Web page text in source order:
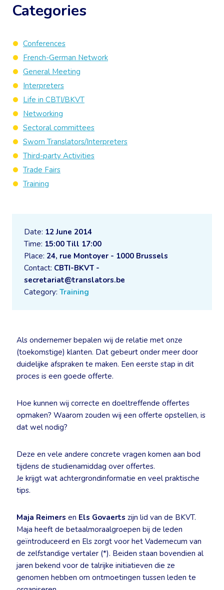
Date: 12 June 2014
Time: 15:00 Till 17:00
Place: 24, rue Montoyer - 1000 Brussels
Contact: CBTI-BKVT -
secretariat@translators.be
Category: Training
Als ondernemer bepalen wij de relatie met onze
(toekomstige) klanten. Dat gebeurt onder meer door
duidelijke afspraken te maken. Een eerste stap in dit
proces is een goede offerte.
Hoe kunnen wij correcte en doeltreffende offertes
opmaken? Waarom zouden wij een offerte opstellen, is
dat wel nodig?
Deze en vele andere concrete vragen komen aan bod
tijdens de studienamiddag over offertes.
Je krijgt wat achtergrondinformatie en veel praktische
tips.
Maja Reimers en Els Govaerts zijn lid van de BKVT.
Maja heeft de betaalmoraalgroepen bij de leden
geïntroduceerd en Els zorgt voor het Vademecum van
de zelfstandige vertaler (*). Beiden staan bovendien al
jaren bekend voor de talrijke initiatieven die ze
genomen hebben om ontmoetingen tussen leden te
Categories
Conferences
French-German Network
General Meeting
Interpreters
Life in CBTI/BKVT
Networking
Sectoral committees
Sworn Translators/Interpreters
Third-party Activities
Trade Fairs
Training